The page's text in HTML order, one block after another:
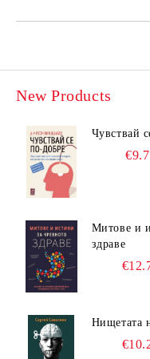
New Products
Чувствай
Митове и
здраве
Нищетата